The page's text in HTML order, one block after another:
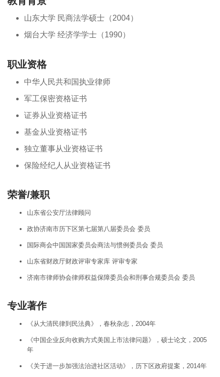
山东大学 民商法学硕士（2004）
烟台大学 经济学学士（1990）
职业资格
中华人民共和国执业律师
军工保密资格证书
证券从业资格证书
基金从业资格证书
独立董事从业资格证书
保险经纪人从业资格证书
荣誉/兼职
山东省公安厅法律顾问
政协济南市历下区第七届第八届委员会 委员
国际商会中国国家委员会商法与惯例委员会 委员
山东省财政厅财政评审专家库 评审专家
济南市律师协会律师权益保障委员会和刑事合规委员会 委员
专业著作
《从大清民律到民法典》，春秋杂志，2004年
《中国企业反向收购方式美国上市法律问题》，硕士论文，2005
年
《关于进一步加强法治进社区活动》，历下区政府提案，2014年